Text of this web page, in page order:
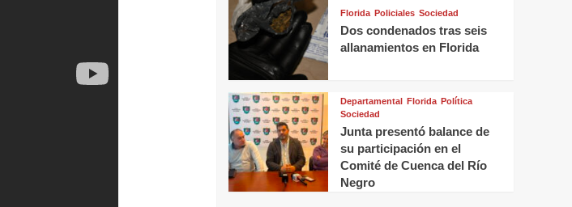
Florida Policiales Sociedad
Dos condenados tras seis
allanamientos en Florida
Departamental Florida Política
Sociedad
Junta presentó balance de
su participación en el
Comité de Cuenca del Río
Negro